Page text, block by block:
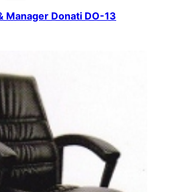
Manager Donati DO-13